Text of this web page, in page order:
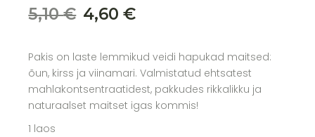
5,10€
Algne
oli:
5,10 €.
4,60€
Praegune
on:
4,60 €.
Pakis on laste lemmikud veidi hapukad maitsed:
õun, kirss ja viinamari. Valmistatud ehtsatest
mahlakontsentraatidest, pakkudes rikkalikku ja
naturaalset maitset igas kommis!
1 laos